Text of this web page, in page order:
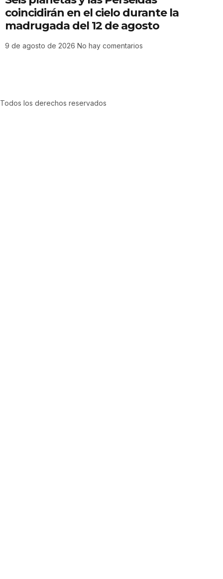
coincidirán en el cielo durante la
madrugada del 12 de agosto
9 de agosto de 2026 No hay comentarios
Todos los derechos reservados